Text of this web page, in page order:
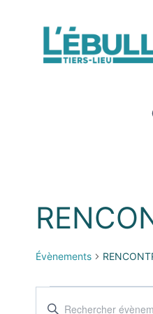
Évènements
Recherche
Saisir